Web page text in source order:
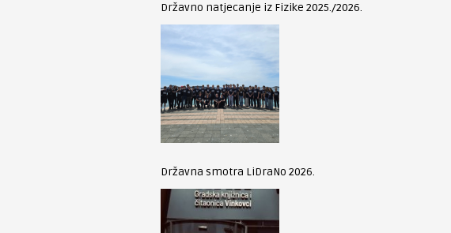
Državno natjecanje iz Fizike 2025./2026.
Državna smotra LiDraNo 2026.